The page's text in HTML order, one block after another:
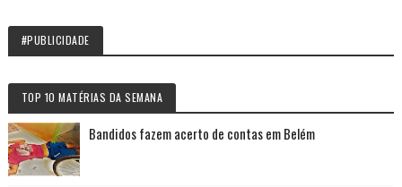
#PUBLICIDADE
TOP 10 MATÉRIAS DA SEMANA
Bandidos fazem acerto de contas em Belém